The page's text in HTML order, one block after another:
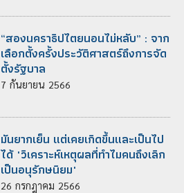
“สองนคราธิปไตยนอนไม่หลับ” : จาก
เลือกตั้งครั้งประวัติศาสตร์ถึงการจัด
ตั้งรัฐบาล
7 กันยายน 2566
มันยากเย็น แต่เคยเกิดขึ้นและเป็นไป
ได้ "วิเคราะห์เหตุผลที่ทำไมคนถึงเลิก
เป็นอนุรักษนิยม"
26 กรกฎาคม 2566